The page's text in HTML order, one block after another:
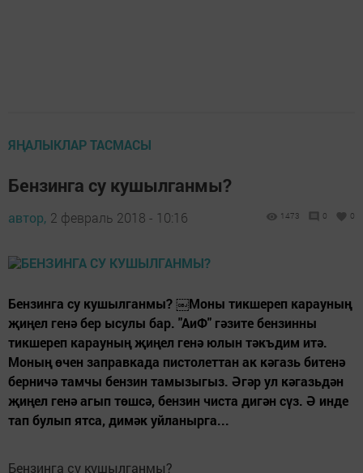
ЯҢАЛЫКЛАР ТАСМАСЫ
Бензинга су кушылганмы?
автор, 2 февраль 2018 - 10:16 1473 0 0
Бензинга су кушылганмы? ￼Моны тикшереп карауның
җиңел генә бер ысулы бар. "АиФ" гәзите бензинны
тикшереп карауның җиңел генә юлын тәкъдим итә.
Моның өчен заправкада пистолеттан ак кәгазь битенә
берничә тамчы бензин тамызыгыз. Әгәр ул кәгазьдән
җиңел генә агып төшсә, бензин чиста дигән сүз. Ә инде
тап булып ятса, димәк уйланырга...
Бензинга су кушылганмы?